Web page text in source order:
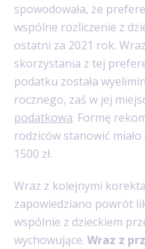
spowodowała, że
wspólne rozliczenie z
ostatni za 2021 rok.
skorzystania z tej
podatku została
rocznego, zaś w jej
podatkowa. Formę
rodziców stanowić
1500 zł.
Wraz z kolejnymi
zapowiedziano powrót
wspólnie z dzieckiem
wychowujące. Wraz z